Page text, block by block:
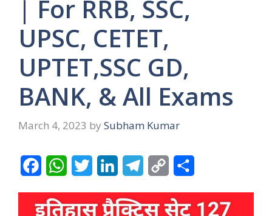
| For RRB, SSC,
UPSC, CETET,
UPTET,SSC GD,
BANK, & All Exams
March 4, 2023 by Subham Kumar
c
W
a
i
n
l
p
a